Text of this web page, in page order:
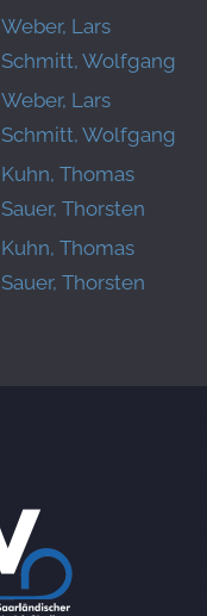
Weber, Lars
Schmitt, Wolfgang
Weber, Lars
Schmitt, Wolfgang
Kuhn, Thomas
Sauer, Thorsten
Kuhn, Thomas
Sauer, Thorsten